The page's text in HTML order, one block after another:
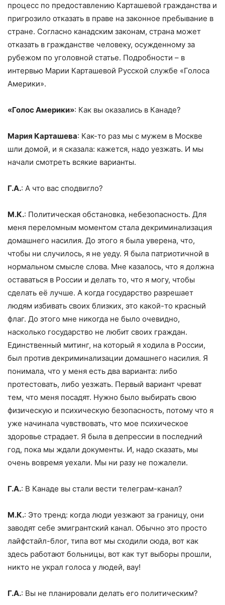
процесс по предоставлению Карташевой гражданства и
пригрозило отказать в праве на законное пребывание в
стране. Согласно канадским законам, страна может
отказать в гражданстве человеку, осужденному за
рубежом по уголовной статье. Подробности – в
интервью Марии Карташевой Русской службе «Голоса
Америки».
«Голос Америки»: Как вы оказались в Канаде?
Мария Карташева: Как-то раз мы с мужем в Москве
шли домой, и я сказала: кажется, надо уезжать. И мы
начали смотреть всякие варианты.
Г.А.: А что вас сподвигло?
М.К.: Политическая обстановка, небезопасность. Для
меня переломным моментом стала декриминализация
домашнего насилия. До этого я была уверена, что,
чтобы ни случилось, я не уеду. Я была патриотичной в
нормальном смысле слова. Мне казалось, что я должна
оставаться в России и делать то, что я могу, чтобы
сделать её лучше. А когда государство разрешает
людям избивать своих близких, это какой-то красный
флаг. До этого мне никогда не было очевидно,
насколько государство не любит своих граждан.
Единственный митинг, на который я ходила в России,
был против декриминализации домашнего насилия. Я
понимала, что у меня есть два варианта: либо
протестовать, либо уезжать. Первый вариант чреват
тем, что меня посадят. Нужно было выбирать свою
физическую и психическую безопасность, потому что я
уже начинала чувствовать, что мое психическое
здоровье страдает. Я была в депрессии в последний
год, пока мы ждали документы. И, надо сказать, мы
очень вовремя уехали. Мы ни разу не пожалели.
Г.А.: В Канаде вы стали вести телеграм-канал?
М.К.: Это тренд: когда люди уезжают за границу, они
заводят себе эмигрантский канал. Обычно это просто
лайфстайл-блог, типа вот мы сходили сюда, вот как
здесь работают больницы, вот как тут выборы прошли,
никто не украл голоса у людей, вау!
Г.А.: Вы не планировали делать его политическим?